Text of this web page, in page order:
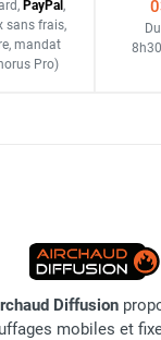
PayPal ,
sans frais,
, mandat
Pro)
Diffusion
mobiles et